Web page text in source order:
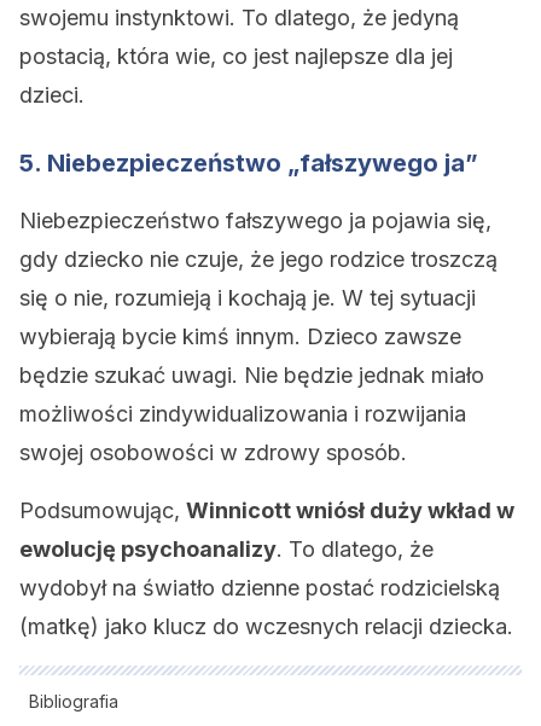
swojemu instynktowi. To dlatego, że jedyną
postacią, która wie, co jest najlepsze dla jej
dzieci.
5. Niebezpieczeństwo „fałszywego ja”
Niebezpieczeństwo fałszywego ja pojawia się,
gdy dziecko nie czuje, że jego rodzice troszczą
się o nie, rozumieją i kochają je. W tej sytuacji
wybierają bycie kimś innym. Dzieco zawsze
będzie szukać uwagi. Nie będzie jednak miało
możliwości zindywidualizowania i rozwijania
swojej osobowości w zdrowy sposób.
Podsumowując, Winnicott wniósł duży wkład w
ewolucję psychoanalizy. To dlatego, że
wydobył na światło dzienne postać rodzicielską
(matkę) jako klucz do wczesnych relacji dziecka.
Bibliografia